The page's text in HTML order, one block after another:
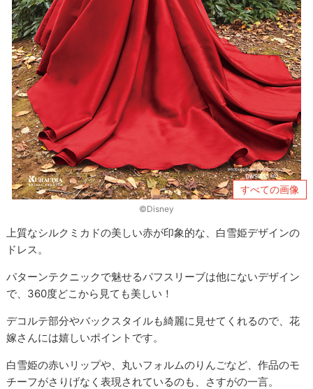
すべての画像
©Disney
上質なシルクミカドの美しい赤が印象的な、白雪姫デザインの
ドレス。
パターンテクニックで魅せるパフスリーブは他にないデザイン
で、360度どこから見ても美しい！
デコルテ部分やバックスタイルも綺麗に見せてくれるので、花
嫁さんには嬉しいポイントです。
白雪姫の赤いリップや、丸いフォルムのりんごなど、作品のモ
チーフがさりげなく表現されているのも、さすがの一言。